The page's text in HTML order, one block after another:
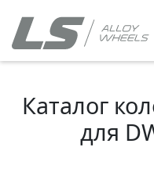
Каталог
для